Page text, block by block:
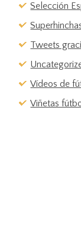
Selección
Tweets
Vídeos de
Viñetas